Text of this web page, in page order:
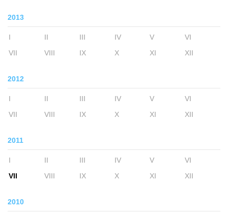
2013
I II III IV V
VI
VII
VIII IX X XI XII
2012
I II III IV V
VI
VII
VIII IX X XI XII
2011
I II III IV V
VI
VII
VIII IX X XI XII
2010